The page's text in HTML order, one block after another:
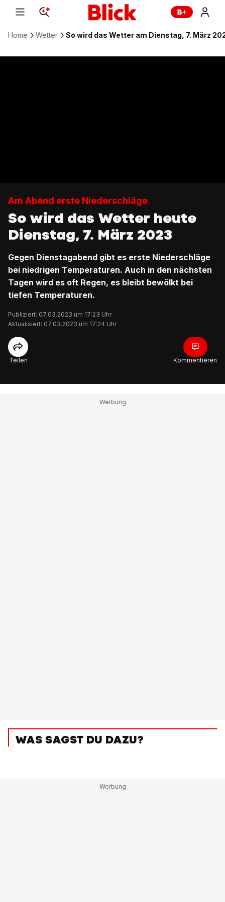
Home Wetter So wird das Wetter am Dienstag, 7. März
Am Abend erste Niederschläge
So wird das Wetter heute
Dienstag, 7. März 2023
Gegen Dienstagabend gibt es erste Niederschläge
bei niedrigen Temperaturen. Auch in den nächsten
Tagen wird es oft Regen, es bleibt bewölkt bei
tiefen Temperaturen.
Publiziert: 07.03.2023 um 17:23 Uhr
Aktualisiert: 07.03.2023 um 17:24 Uhr
Teilen Kommentieren
WAS SAGST DU DAZU?